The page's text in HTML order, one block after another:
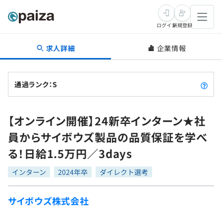
転職・キャリア
転職成功ガイド
転職エージェント
インタビュー
転職成功ガイド
新卒就活
求人検索
本選考
インターン
新卒エージェント
学習
問題集
4択課題
プログラミング言語
ゲーム・マンガ
ログイン新規登録
求人詳細 企業情報
通過ランク：S
【オンライン開催】24新卒インターン★社
員からサイボウズ製品の品質保証を学べ
る！日給1.5万円／3days
インターン 2024年卒 ダイレクト選考
サイボウズ株式会社